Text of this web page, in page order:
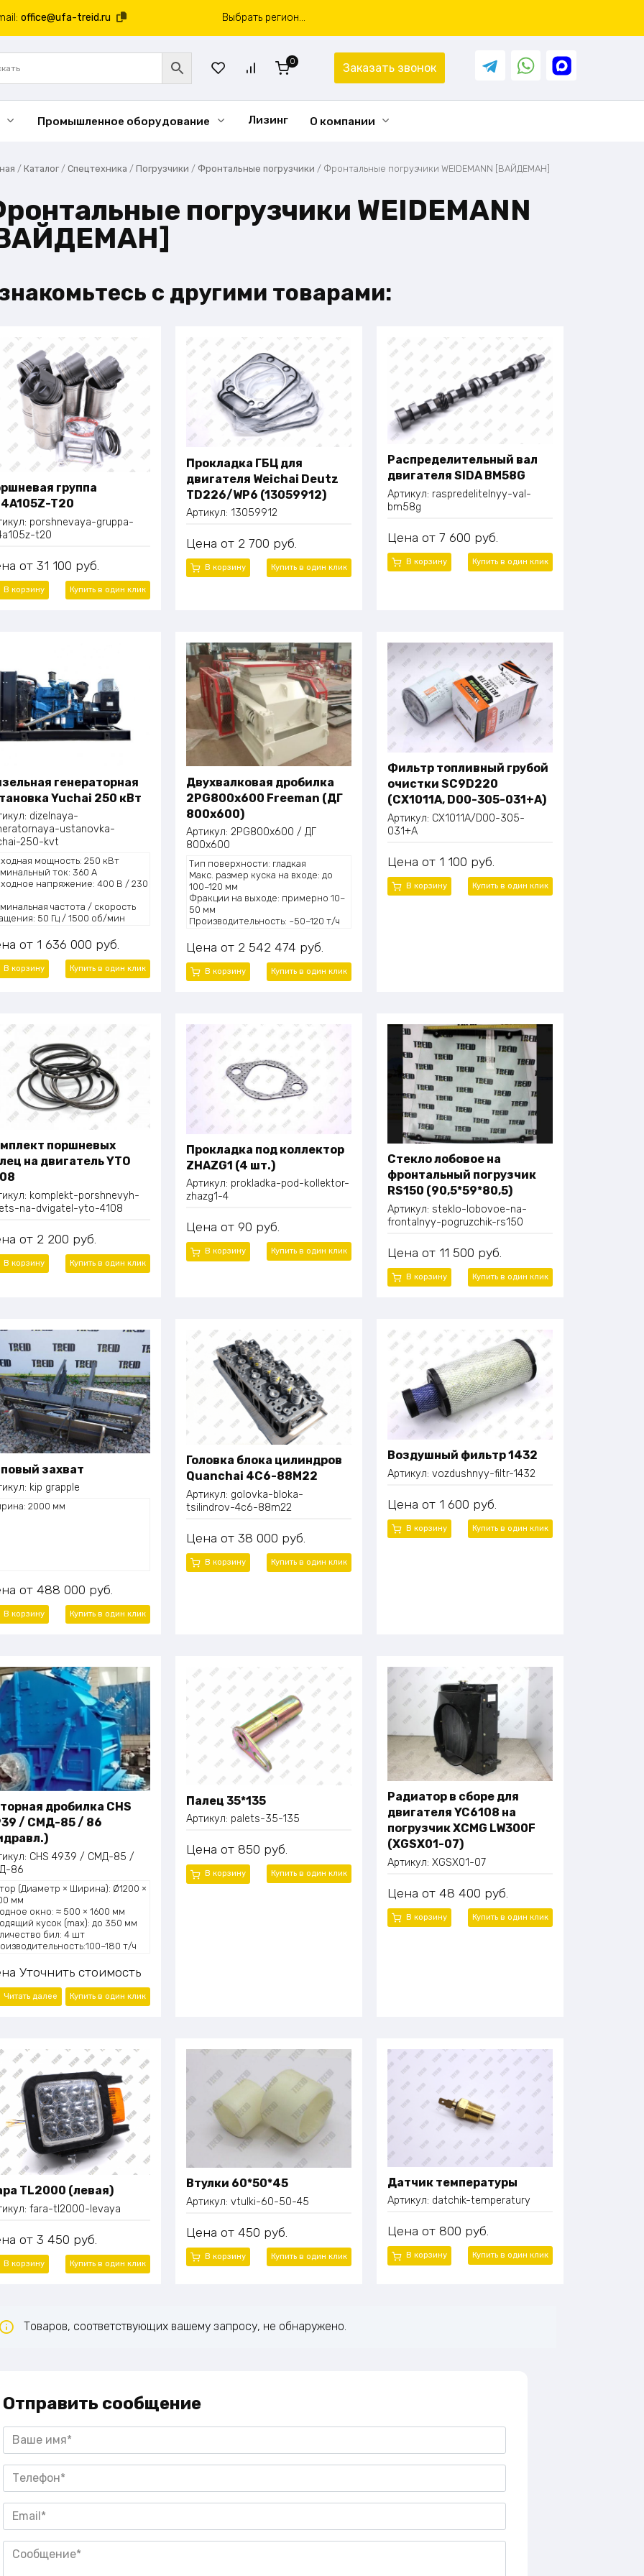
office@ufa-treid.ru Выбрать регион...
0 Заказать звонок
Промышленное оборудование Лизинг О компании
/ Каталог/ Спецтехника / Погрузчики / Фронтальные погрузчики / Фронтальные погрузчики WEIDEMANN [ВАЙДЕМАН]
погрузчики WEIDEMANN
с другими товарами:
группа
T20
porshnevaya-gruppa-
t20
31 100 руб.
В корзину Купить в один клик
Прокладка ГБЦ для
двигателя Weichai Deutz
TD226/WP6 (13059912)
Артикул: 13059912
Цена 2 700 руб.
В корзину Купить в один клик
Распределительный вал
двигателя SIDA BM58G
Артикул: raspredelitelnyy-val-
bm58g
Цена 7 600 руб.
В корзину Купить в один клик
генераторная
Yuchai 250 кВт
dizelnaya-
ustanovka-
250-kvt
мощность: 250 кВт
ток: 360 А
напряжение: 400 В / 230
частота / скорость
50 Гц / 1500 об/мин
размеры (Д×Ш×В):
мм
установки: 2300 кг
управления с дисплеем:
1 636 000 руб.
В корзину Купить в один клик
Двухвалковая дробилка
2PG800x600 Freeman (ДГ
800х600)
Артикул: 2PG800x600 / ДГ
800х600
Тип поверхности: гладкая
Макс. размер куска на входе: до
100–120 мм
Фракции на выходе: примерно 10–
50 мм
Производительность: ~50–120 т/ч
Цена 2 542 474 руб.
В корзину Купить в один клик
Фильтр топливный грубой
очистки SC9D220
(CX1011A, D00-305-031+A)
Артикул: CX1011A/D00-305-
031+A
Цена 1 100 руб.
В корзину Купить в один клик
поршневых
на двигатель YTO
komplekt-porshnevyh-
na-dvigatel-yto-4108
2 200 руб.
В корзину Купить в один клик
Прокладка под коллектор
ZHAZG1 (4 шт.)
Артикул: prokladka-pod-kollektor-
zhazg1-4
Цена 90 руб.
В корзину Купить в один клик
Стекло лобовое на
фронтальный погрузчик
RS150 (90,5*59*80,5)
Артикул: steklo-lobovoe-na-
frontalnyy-pogruzchik-rs150
Цена 11 500 руб.
В корзину Купить в один клик
захват
kip grapple
2000 мм
488 000 руб.
В корзину Купить в один клик
Головка блока цилиндров
Quanchai 4C6-88M22
Артикул: golovka-bloka-
tsilindrov-4c6-88m22
Цена 38 000 руб.
В корзину Купить в один клик
Воздушный фильтр 1432
Артикул: vozdushnyy-filtr-1432
Цена 1 600 руб.
В корзину Купить в один клик
дробилка CHS
/ СМД-85 / 86
CHS 4939 / СМД-85 /
86
(Диаметр × Ширина): Ø1200 ×
мм
окно: ≈ 500 × 1600 мм
кусок (max): до 350 мм
бил: 4 шт
т/ч
Уточнить стоимость
Читать далее Купить в один клик
Палец 35*135
Артикул: palets-35-135
Цена 850 руб.
В корзину Купить в один клик
Радиатор в сборе для
двигателя YC6108 на
погрузчик XCMG LW300F
(XGSX01-07)
Артикул: XGSX01-07
Цена 48 400 руб.
В корзину Купить в один клик
TL2000 (левая)
fara-tl2000-levaya
3 450 руб.
В корзину Купить в один клик
Втулки 60*50*45
Артикул: vtulki-60-50-45
Цена 450 руб.
В корзину Купить в один клик
Датчик температуры
Артикул: datchik-temperatury
Цена 800 руб.
В корзину Купить в один клик
Товаров, соответствующих вашему запросу, не обнаружено.
Отправить сообщение